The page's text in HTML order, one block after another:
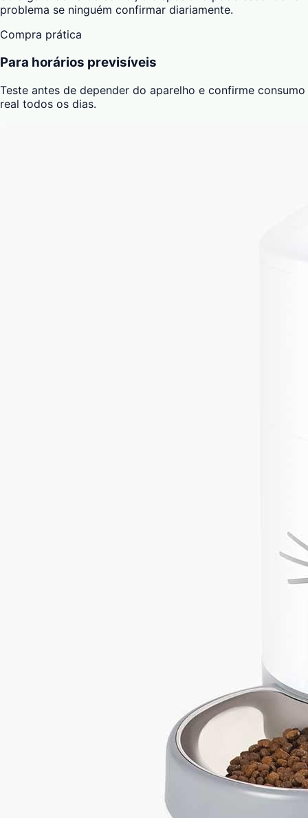
problema se ninguém confirmar diariamente.
Compra prática
Para horários previsíveis
Teste antes de depender do aparelho e confirme consumo
real todos os dias.